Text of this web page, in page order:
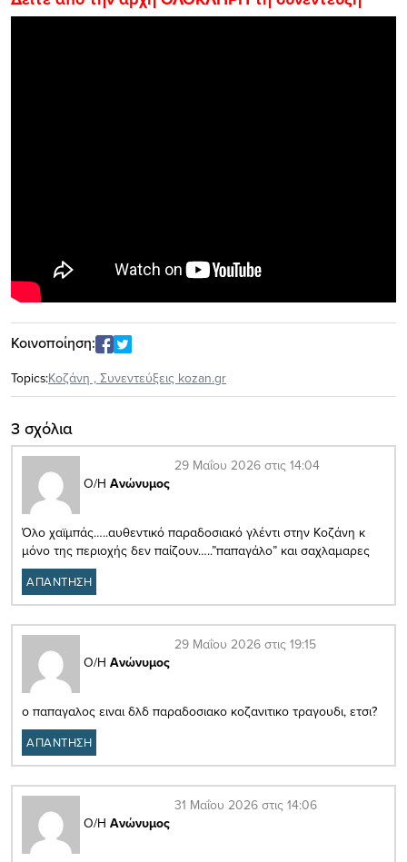
Κοινοποίηση:
Topics:Κοζάνη , Συνεντεύξεις kozan.gr
3 σχόλια
Ο/Η Ανώνυμος
29 Μαΐου 2026 στις 14:04
Όλο χαϊμπάς…..αυθεντικό παραδοσιακό γλέντι στην Κοζάνη κ
μόνο της περιοχής δεν παίζουν…..”παπαγάλο” και σαχλαμαρες
ΑΠΑΝΤΗΣΗ
Ο/Η Ανώνυμος
29 Μαΐου 2026 στις 19:15
ο παπαγαλος ειναι δλδ παραδοσιακο κοζανιτικο τραγουδι, ετσι?
ΑΠΑΝΤΗΣΗ
Ο/Η Ανώνυμος
31 Μαΐου 2026 στις 14:06